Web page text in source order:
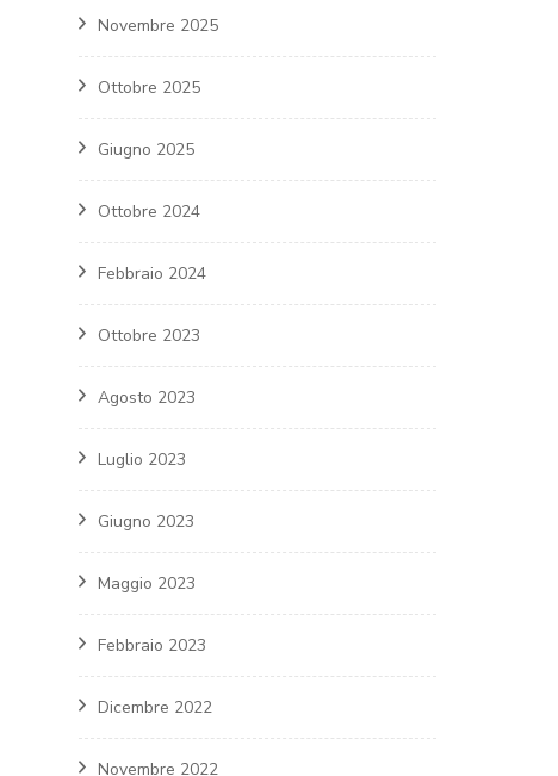
Novembre 2025
Ottobre 2025
Giugno 2025
Ottobre 2024
Febbraio 2024
Ottobre 2023
Agosto 2023
Luglio 2023
Giugno 2023
Maggio 2023
Febbraio 2023
Dicembre 2022
Novembre 2022